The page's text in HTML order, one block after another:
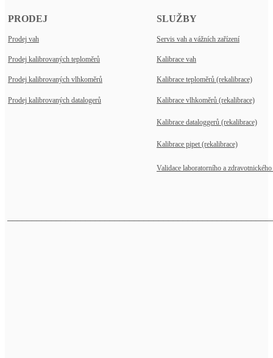
PRODEJ SLUŽBY
Prodej vah Servis vah a vážních zařízení
Prodej kalibrovaných teploměrů Kalibrace vah
Prodej kalibrovaných vlhkoměrů Kalibrace teploměrů (rekalibrace)
Prodej kalibrovaných datalogerů Kalibrace vlhkoměrů (rekalibrace)
Kalibrace dataloggerů (rekalibrace)
Kalibrace pipet (rekalibrace)
Validace laboratorního a